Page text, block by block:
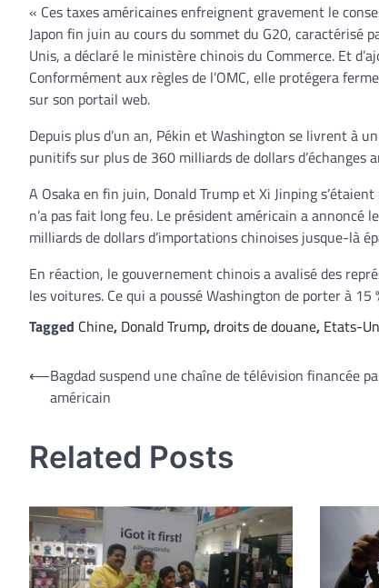
« Ces taxes américaines enfreignent gravement le
Japon fin juin au cours du sommet du G20, caractérisé
Unis, a déclaré le ministère chinois du Commerce. Et
Conformément aux règles de l’OMC, elle protégera
sur son portail web.
Depuis plus d’un an, Pékin et Washington se livrent à
punitifs sur plus de 360 milliards de dollars d’échanges
A Osaka en fin juin, Donald Trump et Xi Jinping
n’a pas fait long feu. Le président américain a
milliards de dollars d’importations chinoises jusque-là
En réaction, le gouvernement chinois a avalisé des
les voitures. Ce qui a poussé Washington de porter à
Tagged Chine, Donald Trump,droits de douane, Etats-
Navigation
⟵Bagdad suspend une chaîne de télévision financée
américain
Related Posts